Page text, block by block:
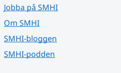
Jobba på SMHI
Om SMHI
SMHI-bloggen
SMHI-podden